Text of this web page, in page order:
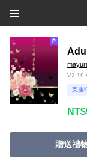
V2.19
支援
贈送禮